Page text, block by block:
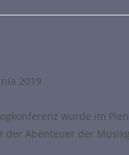
2019
wurde im
Abenteuer der